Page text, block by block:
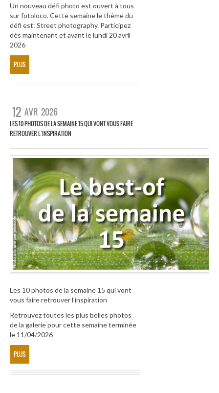
Un nouveau défi photo est ouvert à tous
sur fotoloco. Cette semaine le thème du
défi est: Street photography. Participez
dès maintenant et avant le lundi 20 avril
2026
PLUS
12 AVR 2026
LES 10 PHOTOS DE LA SEMAINE 15 QUI VONT VOUS FAIRE
RETROUVER L’INSPIRATION
Les 10 photos de la semaine 15 qui vont
vous faire retrouver l’inspiration
Retrouvez toutes les plus belles photos
de la galerie pour cette semaine terminée
le 11/04/2026
PLUS